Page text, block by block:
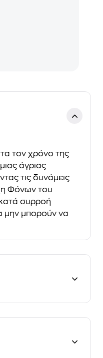
τον χρόνο της
άγριας
τις δυνάμεις
Φόνων του
συρροή
μην μπορούν να